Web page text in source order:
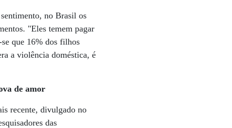
no Brasil os
"Eles temem pagar
que 16% dos filhos
a violência doméstica, é
de amor
recente, divulgado no
das